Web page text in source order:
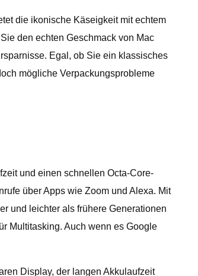
die ikonische Käseigkeit mit echtem
den echten Geschmack von Mac
Egal, ob Sie ein klassisches
mögliche Verpackungsprobleme
und einen schnellen Octa-Core-
über Apps wie Zoom und Alexa. Mit
und leichter als frühere Generationen
Multitasking. Auch wenn es Google
Display, der langen Akkulaufzeit